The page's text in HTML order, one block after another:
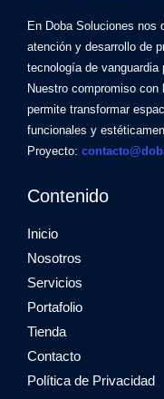
En Doba Soluciones nos
atención y desarrollo de
tecnología de vanguardia
Nuestro compromiso
permite transformar
funcionales y
Proyecto:
Contenido
Inicio
Nosotros
Servicios
Portafolio
Tienda
Contacto
Política de Privacidad